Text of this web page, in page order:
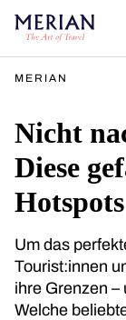
MERIAN
Nicht
Diese
Um das
Tourist:innen
ihre Grenzen –
Welche